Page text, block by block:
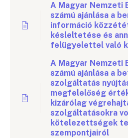
A Magyar Nemzeti
számú ajánlása a
információ
késleltetése és
felügyelettel való
A Magyar Nemzeti
számú ajánlása a
szolgáltatás
megfelelőség
kizárólag
szolgáltatásokra
kötelezettségek
szempontjairól